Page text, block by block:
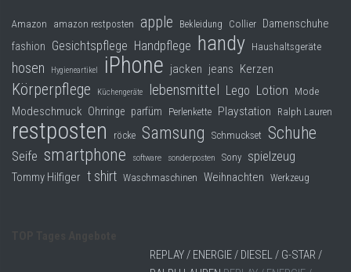
Amazon amazon restposten apple Bekleidung Collier Damenschuhe
fashion Gesichtspflege Handpflege handy Haushaltsgeräte
hosen Hygieneartikel iPhone jacken jeans Kerzen
Körperpflege Küchengeräte lebensmittel Lego Lotion Mode
Modeschmuck Ohrringe parfüm Perlenkette Playstation Ralph Lauren
restposten röcke Samsung Schmuckset Schuhe
Seife smartphone software sonderposten Sony spielzeug
Tommy Hilfiger t shirt Waschmaschinen Weihnachten Werkzeug
REPLAY / ENERGIE / DIESEL / G-STAR /